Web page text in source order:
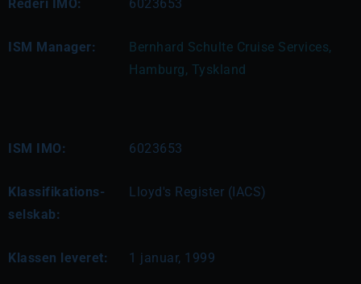
Rederi IMO: 6023653
ISM Manager:
Bernhard Schulte Cruise Services,
Hamburg, Tyskland
ISM IMO: 6023653
Klassifikations-
selskab:
Lloyd's Register (IACS)
Klassen leveret: 1 januar, 1999